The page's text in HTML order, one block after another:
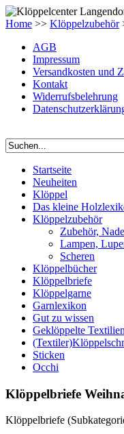
Home >> Klöppelzubehör
AGB
Impressum
Versandkosten und
Kontakt
Widerrufsbelehrung
Startseite
Neuheiten
Klöppel
Das kleine
Klöppelzubehör
Zubehör,
Lampen,
Scheren
Klöppelbücher
Klöppelbriefe
Klöppelgarne
Garnlexikon
Gut zu wissen
Geklöppelte Textilien
Sticken
Occhi
Klöppelbriefe
Klöppelbriefe